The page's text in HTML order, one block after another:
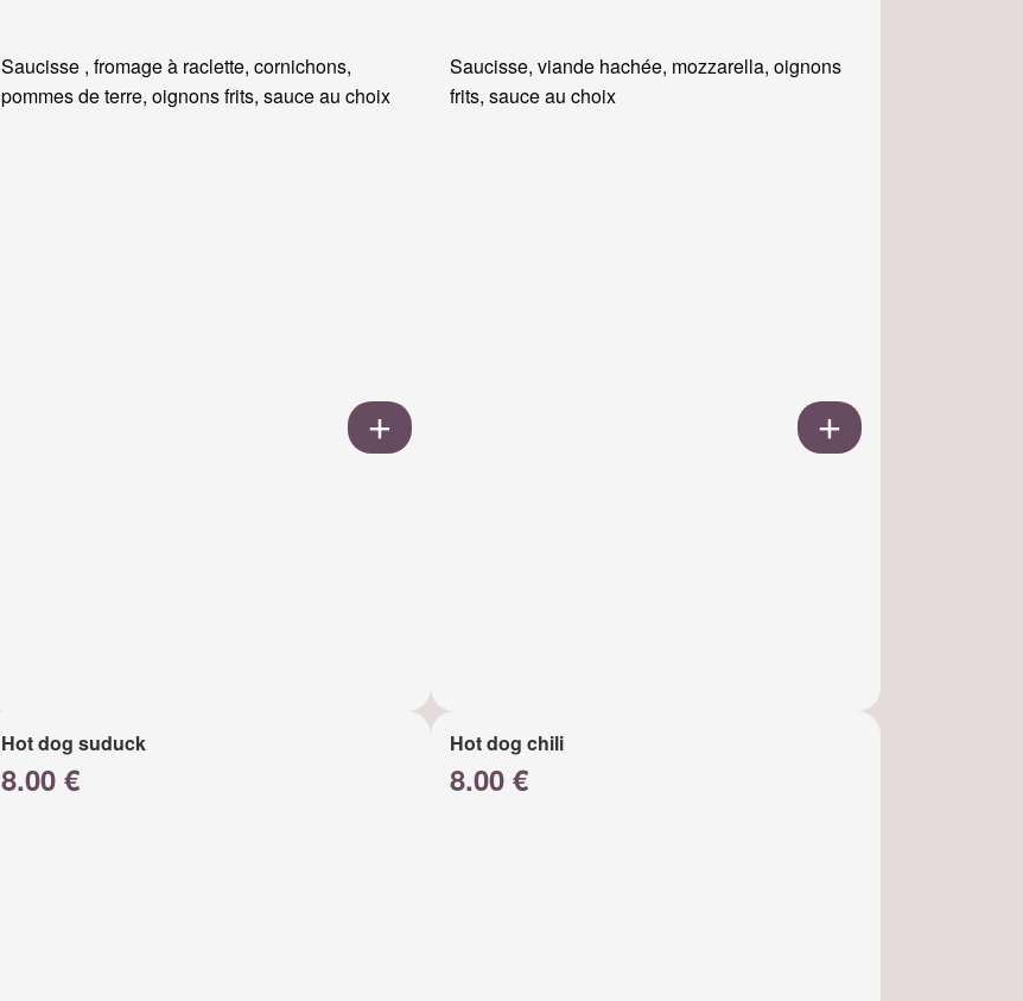
Saucisse , fromage à raclette, cornichons,
pommes de terre, oignons frits, sauce au choix
Saucisse, viande hachée, mozzarella, oignons
frits, sauce au choix
Hot dog suduck
8.00 €
Hot dog chili
8.00 €